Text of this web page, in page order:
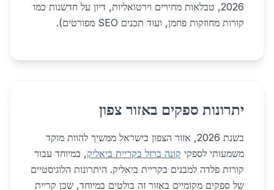
2026, טבלאות מחירים וירטואליות, דיון על חדשנות כמו
קורות מחוזקות פחמן, ועוד תכנים SEO מפורטים).
יתרונות ספקים באזור צפון
בשנת 2026, אזור הצפון בישראל ממשיך להוות מוקד
משמעותי לספקי קונה ברזל בקריית ביאליק, במיוחד עבור
קורות פלדה למבנים בקריית ביאליק. היתרונות הלוגיסטיים
של ספקים מקומיים באזור זה בולטים במיוחד, שכן קריית